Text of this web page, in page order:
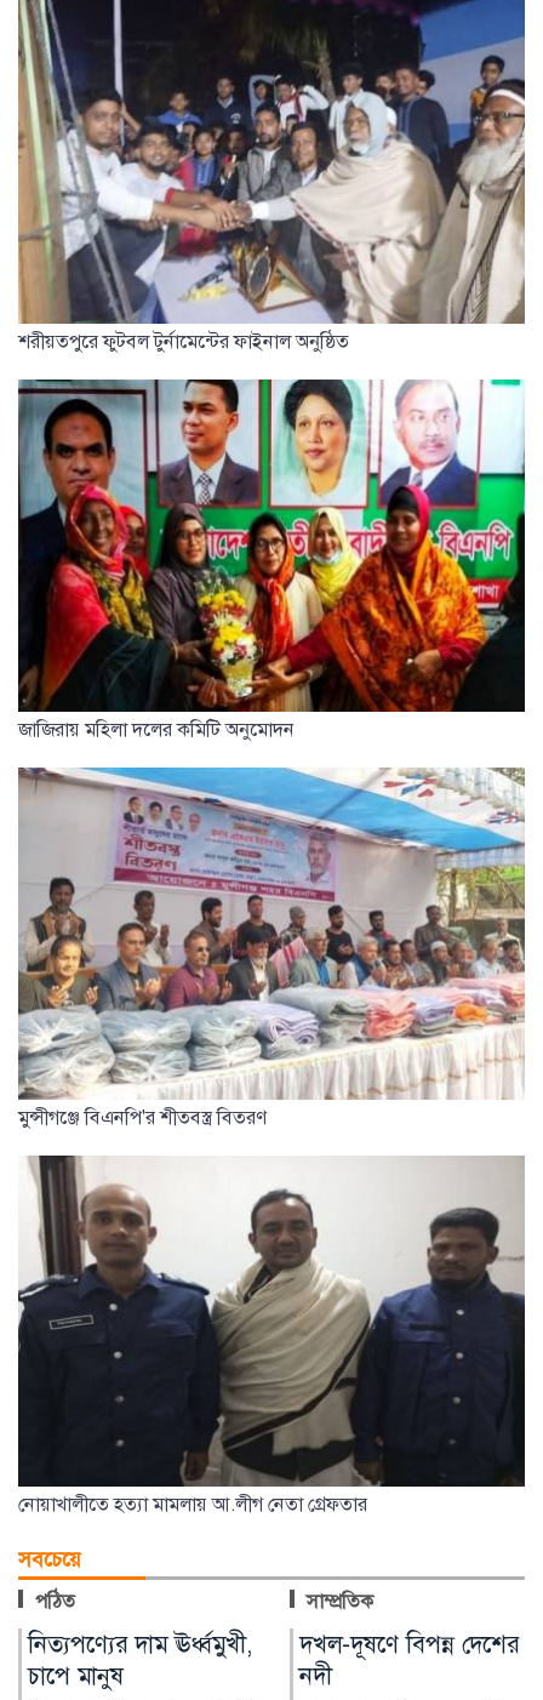
শরীয়তপুরে ফুটবল টুর্নামেন্টের ফাইনাল অনুষ্ঠিত
জাজিরায় মহিলা দলের কমিটি অনুমোদন
মুন্সীগঞ্জে বিএনপি'র শীতবস্ত্র বিতরণ
নোয়াখালীতে হত্যা মামলায় আ.লীগ নেতা গ্রেফতার
সবচেয়ে
পঠিত সাম্প্রতিক
নিত্যপণ্যের দাম ঊর্ধ্বমুখী,
চাপে মানুষ
দখল-দূষণে বিপন্ন দেশের
নদী